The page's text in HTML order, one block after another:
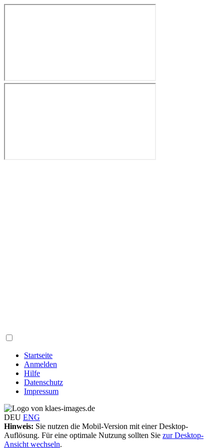
Startseite
Anmelden
Hilfe
Datenschutz
Impressum
DEU ENG
Hinweis: Sie nutzen die Mobil-Version mit einer Desktop-
Auflösung. Für eine optimale Nutzung sollten Sie zur Desktop-
Ansicht wechseln.